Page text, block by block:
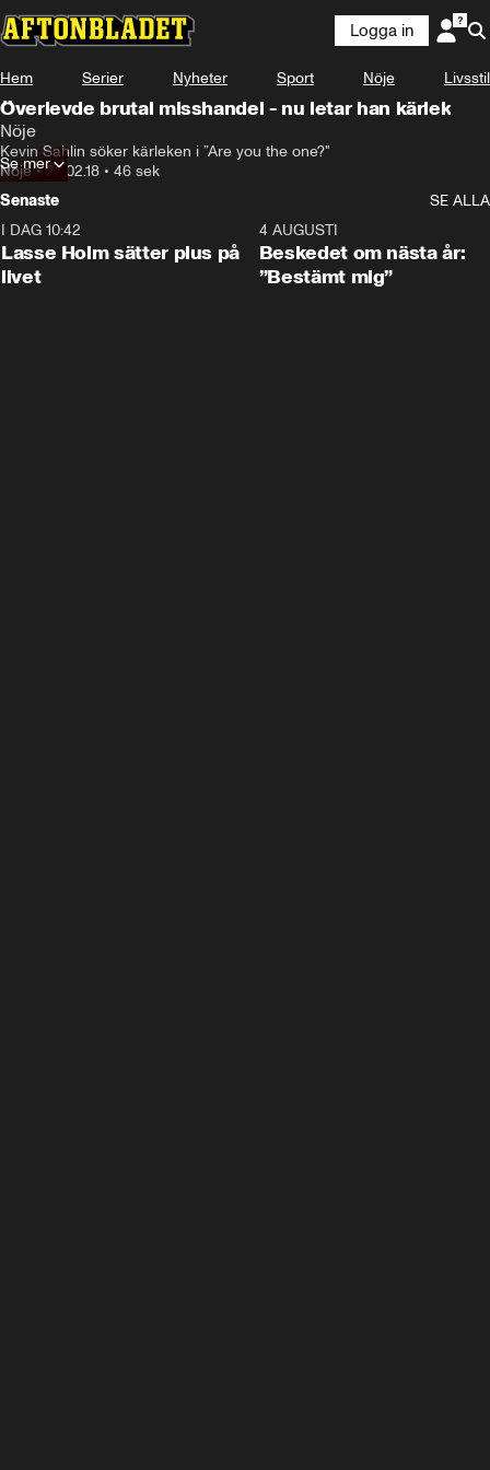
Logga in
Hem Serier Nyheter Sport Nöje Livsstil
Överlevde brutal misshandel - nu letar han kärlek
Nöje
Kevin Sahlin söker kärleken i ”Are you the one?"
Nöje•26.02.18 • 46 sek
Se mer
Senaste
SE ALLA
I DAG 10:42
Lasse Holm sätter plus på
livet
4 AUGUSTI
Beskedet om nästa år:
”Bestämt mig”